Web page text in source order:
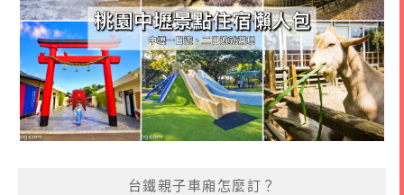
台鐵親子車廂怎麼訂？